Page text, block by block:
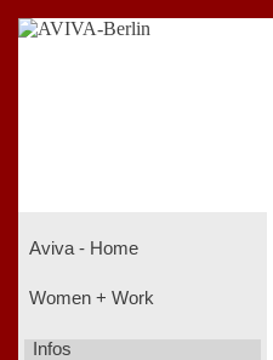
Aviva - Home
Women + Work
Infos